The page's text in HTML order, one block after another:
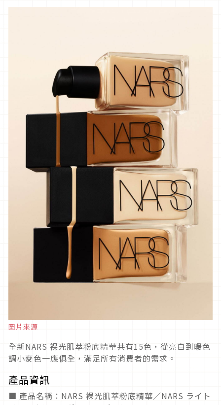
圖片來源
全新NARS 裸光肌萃粉底精華共有15色，從亮白到暖色
調小麥色一應俱全，滿足所有消費者的需求。
產品資訊
■ 產品名稱：NARS 裸光肌萃粉底精華／NARS ライト